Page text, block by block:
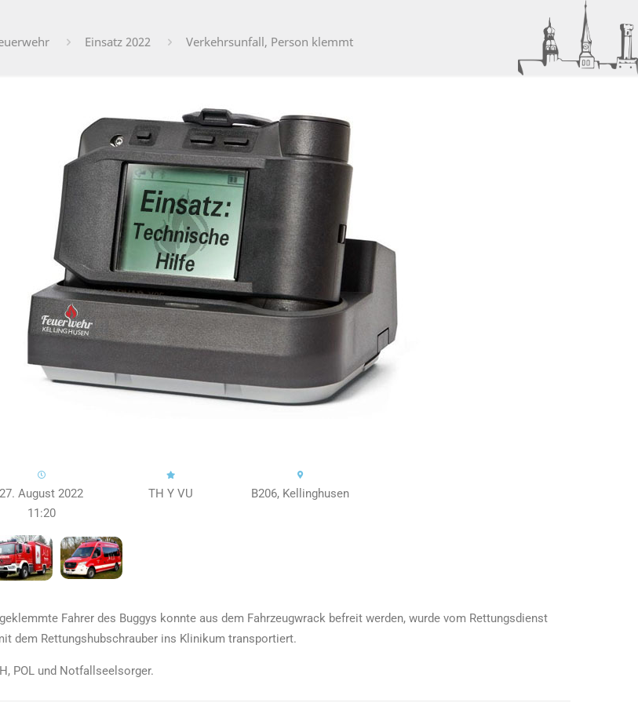
Einsatz 2022 Verkehrsunfall, Person klemmt
27. August 2022
11:20
TH Y VU B206, Kellinghusen
Fahrer des Buggys konnte aus dem Fahrzeugwrack befreit werden, wurde vom Rettungsdienst
dem Rettungshubschrauber ins Klinikum transportiert.
POL und Notfallseelsorger.